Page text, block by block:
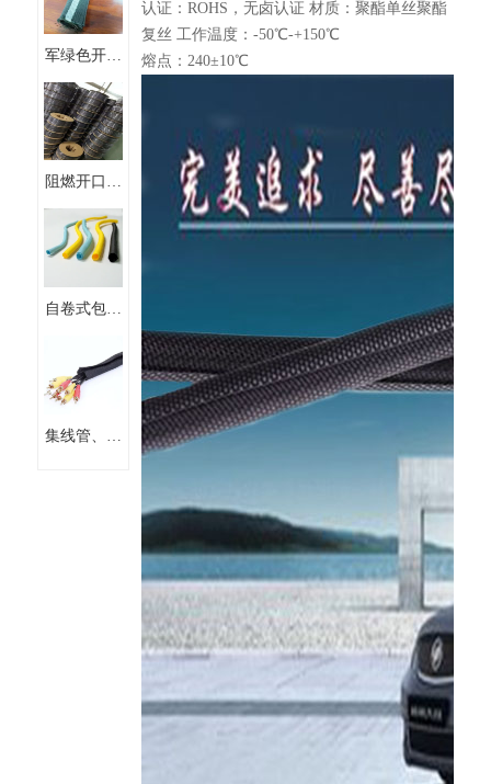
军绿色开口
自卷式编织
套管
阻燃开口自
卷式式线束
保护套管编
织套管
自卷式包线
口纺织布套
集线管、粘
认证：ROHS，无卤认证 材质：聚酯单丝聚酯
复丝 工作温度：-50℃-+150℃
熔点：240±10℃